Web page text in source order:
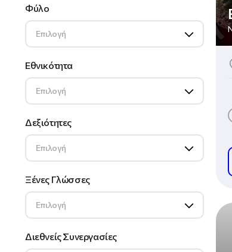
Φύλο
Επιλογή
Εθνικότητα
Επιλογή
Δεξιότητες
Επιλογή
Ξένες Γλώσσες
Επιλογή
Διεθνείς Συνεργασίες